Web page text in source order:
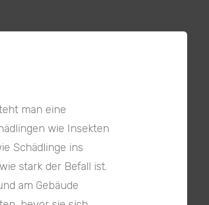
man eine
wie Insekten
Schädlinge ins
stark der Befall ist.
am Gebäude